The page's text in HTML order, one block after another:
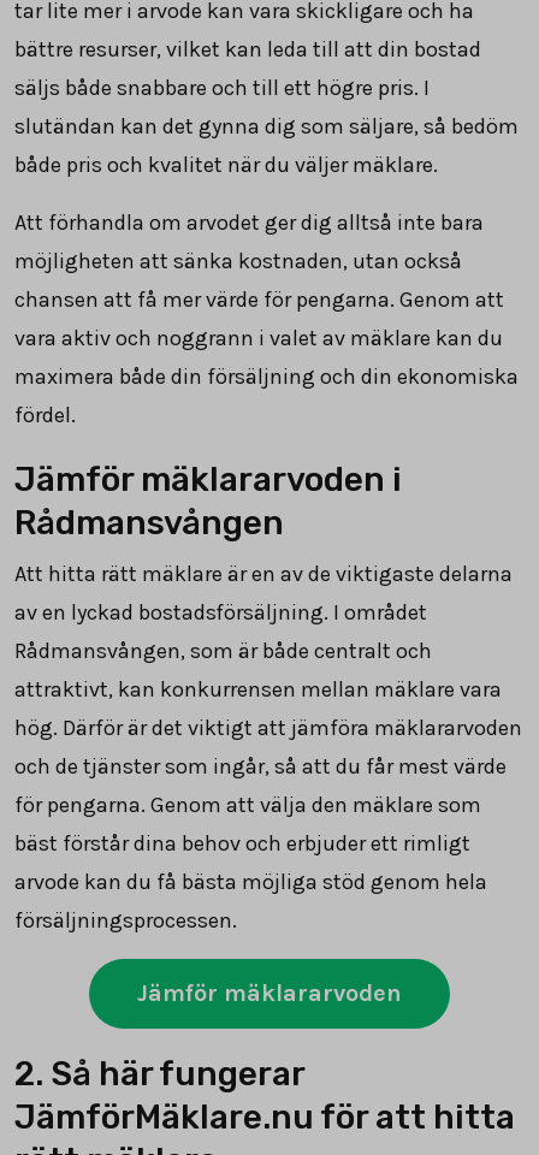
tar lite mer i arvode kan vara skickligare och ha
bättre resurser, vilket kan leda till att din bostad
säljs både snabbare och till ett högre pris. I
slutändan kan det gynna dig som säljare, så bedöm
både pris och kvalitet när du väljer mäklare.
Att förhandla om arvodet ger dig alltså inte bara
möjligheten att sänka kostnaden, utan också
chansen att få mer värde för pengarna. Genom att
vara aktiv och noggrann i valet av mäklare kan du
maximera både din försäljning och din ekonomiska
fördel.
Jämför mäklararvoden i
Rådmansvången
Att hitta rätt mäklare är en av de viktigaste delarna
av en lyckad bostadsförsäljning. I området
Rådmansvången, som är både centralt och
attraktivt, kan konkurrensen mellan mäklare vara
hög. Därför är det viktigt att jämföra mäklararvoden
och de tjänster som ingår, så att du får mest värde
för pengarna. Genom att välja den mäklare som
bäst förstår dina behov och erbjuder ett rimligt
arvode kan du få bästa möjliga stöd genom hela
försäljningsprocessen.
Jämför mäklararvoden
2. Så här fungerar
JämförMäklare.nu för att hitta